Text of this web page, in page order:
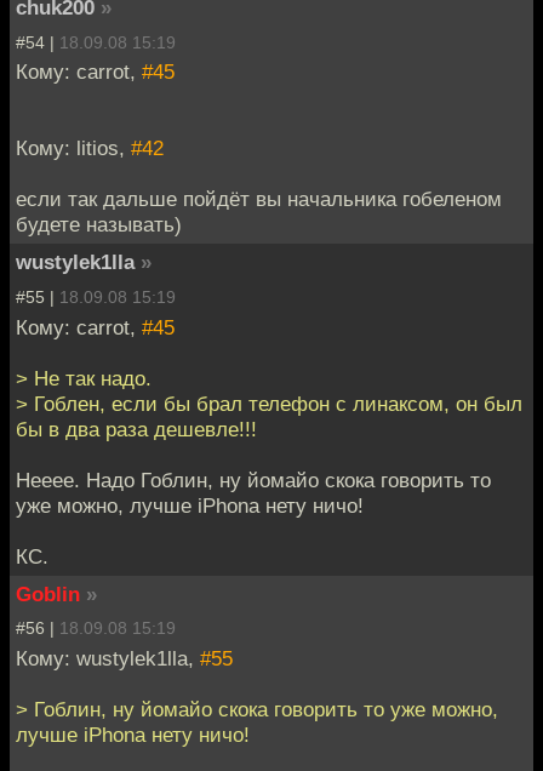
chuk200 »
#54 | 18.09.08 15:19
Кому: carrot, #45
Кому: litios, #42
если так дальше пойдёт вы начальника гобеленом
будете называть)
wustylek1lla »
#55 | 18.09.08 15:19
Кому: carrot, #45
> Не так надо.
> Гоблен, если бы брал телефон с линаксом, он был
бы в два раза дешевле!!!
Нееее. Надо Гоблин, ну йомайо скока говорить то
уже можно, лучше iPhona нету ничо!
КС.
Goblin »
#56 | 18.09.08 15:19
Кому: wustylek1lla, #55
> Гоблин, ну йомайо скока говорить то уже можно,
лучше iPhona нету ничо!